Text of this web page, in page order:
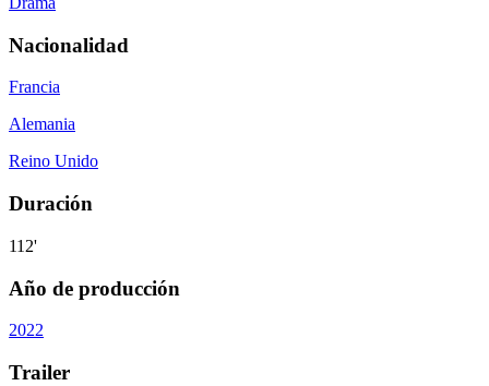
Nacionalidad
Francia
Alemania
Reino Unido
Duración
112'
Año de producción
2022
Trailer